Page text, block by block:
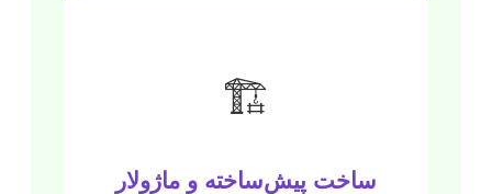
🏗️
ساخت پیش‌ساخته و ماژولار